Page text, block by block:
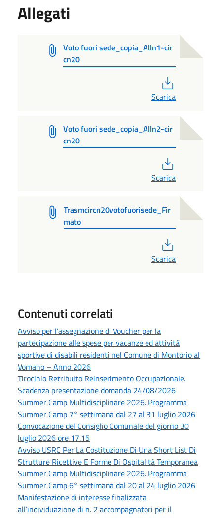
Allegati
Voto fuori sede_copia_Alln1-cir
cn20
Scarica
Voto fuori sede_copia_Alln2-cir
cn20
Scarica
Trasmcircn20votofuorisede_Fir
mato
Scarica
Contenuti correlati
Avviso per l’assegnazione di Voucher per la
partecipazione alle spese per vacanze ed attività
sportive di disabili residenti nel Comune di Montorio al
Vomano – Anno 2026
Tirocinio Retribuito Reinserimento Occupazionale.
Scadenza presentazione domanda 24/08/2026
Summer Camp Multidisciplinare 2026. Programma
Summer Camp 7° settimana dal 27 al 31 luglio 2026
Convocazione del Consiglio Comunale del giorno 30
luglio 2026 ore 17.15
Avviso USRC Per La Costituzione Di Una Short List Di
Strutture Ricettive E Forme Di Ospitalità Temporanea
Summer Camp Multidisciplinare 2026. Programma
Summer Camp 6° settimana dal 20 al 24 luglio 2026
Manifestazione di interesse finalizzata
all’individuazione di n. 2 accompagnatori per il